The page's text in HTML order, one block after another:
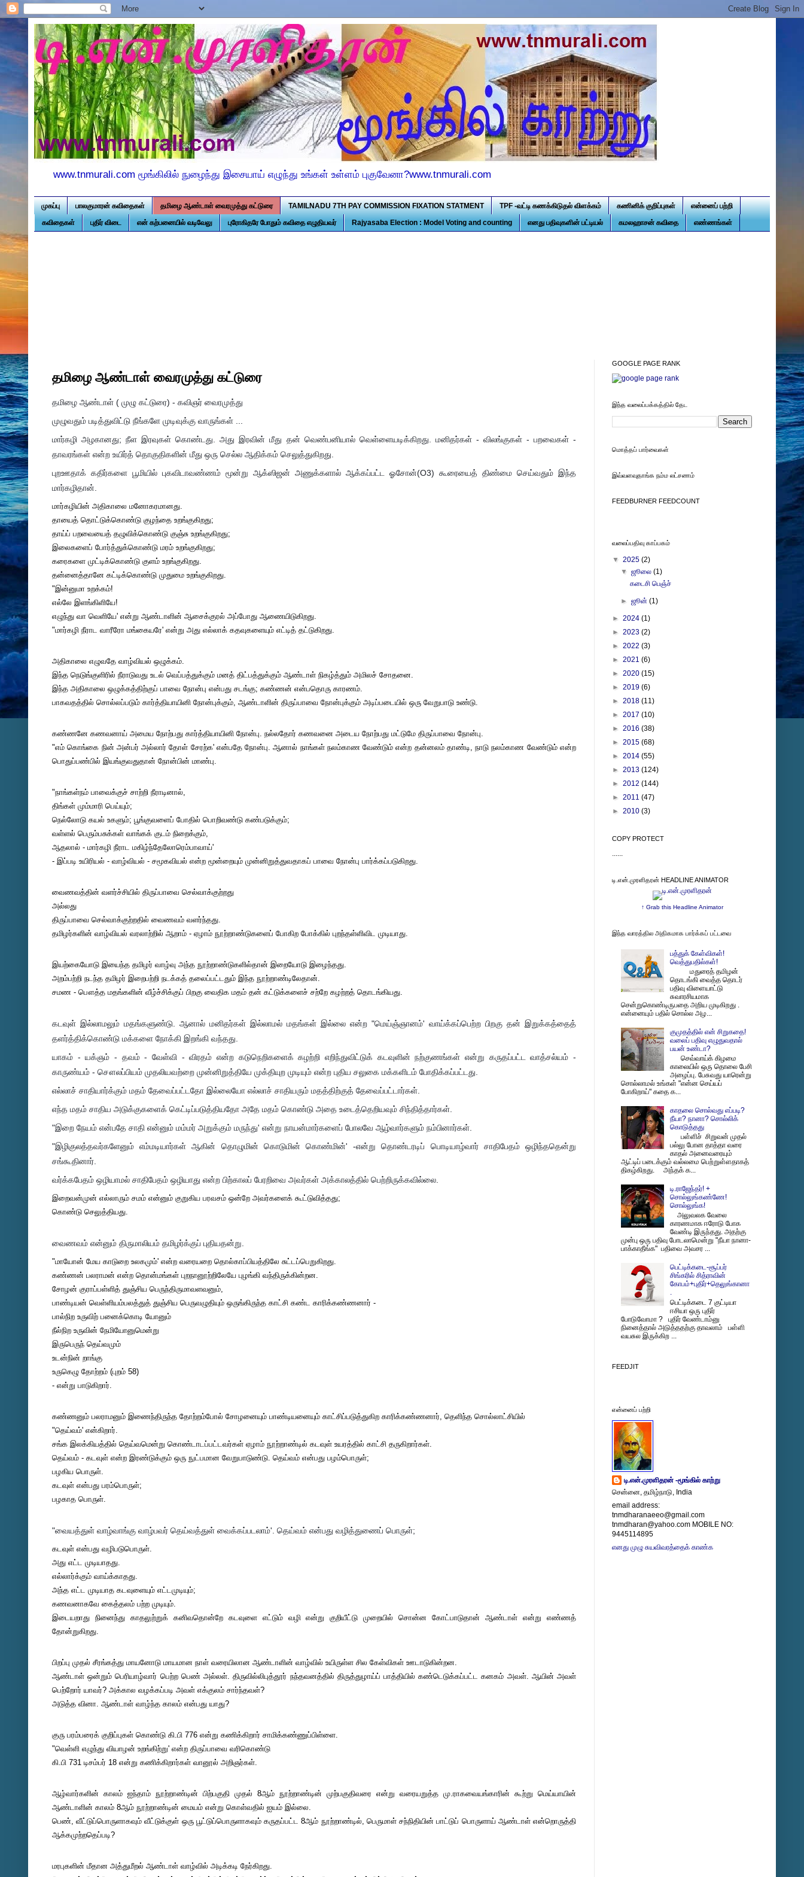
www.tnmurali.com மூங்கிலில் நுழைந்து இசையாய் எழுந்து உங்கள் உள்ளம் புகுவேனா?www.tnmurali.com
முகப்பு பாலகுமாரன் கவிதைகள் தமிழை ஆண்டாள் வைரமுத்து கட்டுரை TAMILNADU 7TH PAY COMMISSION FIXATION STATMENT TPF -வட்டி கணக்கிடுதல் விளக்கம் கணினிக் குறிப்புகள் என்னைப் பற்றி
கவிதைகள் புதிர் விடை என் கற்பனையில் வடிவேலு புரோகிதரே போதும் கவிதை எழுதியவர் Rajyasaba Election : Model Voting and counting எனது பதிவுகளின் பட்டியல் கமலஹாசன் கவிதை எண்ணங்கள்
தமிழை ஆண்டாள் வைரமுத்து கட்டுரை
தமிழை ஆண்டாள் ( முழு கட்டுரை) - கவிஞர் வைரமுத்து
முழுவதும் படித்துவிட்டு நீங்களே முடிவுக்கு வாருங்கள் ...
மார்கழி அழகானது; நீள இரவுகள் கொண்டது. அது இரவின் மீது தன் வெண்பனியால் வெள்ளையடிக்கிறது. மனிதர்கள் - விலங்குகள் - பறவைகள் -
தாவரங்கள் என்ற உயிர்த் தொகுதிகளின் மீது ஒரு செல்ல ஆதிக்கம் செலுத்துகிறது.
புறஊதாக் கதிர்களை பூமியில் புகவிடாவண்ணம் மூன்று ஆக்ஸிஜன் அணுக்களால் ஆக்கப்பட்ட ஓசோன்(O3) கூரையைத் திண்மை செய்வதும் இந்த
மார்கழிதான்.
மார்கழியின் அதிகாலை மனோகரமானது.
தாயைத் தொட்டுக்கொண்டு குழந்தை உறங்குகிறது;
தாய்ப் பறவையைத் தழுவிக்கொண்டு குஞ்சு உறங்குகிறது;
இலைகளைப் போர்த்துக்கொண்டு மரம் உறங்குகிறது;
கரைகளை முட்டிக்கொண்டு குளம் உறங்குகிறது.
தன்னைத்தானே கட்டிக்கொண்டு முதுமை உறங்குகிறது.
"இன்னுமா உறக்கம்!
எல்லே இளங்கிளியே!
எழுந்து வா வெளியே' என்று ஆண்டாளின் ஆசைக்குரல் அப்போது ஆணையிடுகிறது.
"மார்கழி நீராட வாரீரோ மங்கையரே' என்று அது எல்லாக் கதவுகளையும் எட்டித் தட்டுகிறது.
அதிகாலை எழுவதே வாழ்வியல் ஒழுக்கம்.
இந்த நெடுங்குளிரில் நீராடுவது உடல் வெப்பத்துக்கும் மனத் திட்பத்துக்கும் ஆண்டாள் நிகழ்த்தும் அமிலச் சோதனை.
இந்த அதிகாலை ஒழுக்கத்திற்குப் பாவை நோன்பு என்பது சடங்கு; கண்ணன் என்பதொரு காரணம்.
பாகவதத்தில் சொல்லப்படும் கார்த்தியாயினி நோன்புக்கும், ஆண்டாளின் திருப்பாவை நோன்புக்கும் அடிப்படையில் ஒரு வேறுபாடு உண்டு.
கண்ணனே கணவனாய் அமைய நோற்பது கார்த்தியாயினி நோன்பு. நல்லதோர் கணவனை அடைய நோற்பது மட்டுமே திருப்பாவை நோன்பு.
"எம் கொங்கை நின் அன்பர் அல்லார் தோள் சேரற்க' என்பதே நோன்பு. ஆனால் நாங்கள் நலம்காண வேண்டும் என்ற தன்னலம் தாண்டி, நாடு நலம்காண வேண்டும் என்ற
பொதுப்பண்பில் இயங்குவதுதான் நோன்பின் மாண்பு.
"நாங்கள்நம் பாவைக்குச் சாற்றி நீராடினால்,
திங்கள் மும்மாரி பெய்யும்;
நெல்லோடு கயல் உகளும்; பூங்குவளைப் போதில் பொறிவண்டு கண்படுக்கும்;
வள்ளல் பெரும்பசுக்கள் வாங்கக் குடம் நிறைக்கும்,
ஆதலால் - மார்கழி நீராட மகிழ்ந்தேலோரெம்பாவாய்'
- இப்படி உயிரியல் - வாழ்வியல் - சமூகவியல் என்ற மூன்றையும் முன்னிறுத்துவதாகப் பாவை நோன்பு பார்க்கப்படுகிறது.
வைணவத்தின் வளர்ச்சியில் திருப்பாவை செல்வாக்குற்றது
அல்லது
திருப்பாவை செல்வாக்குற்றதில் வைணவம் வளர்ந்தது.
தமிழர்களின் வாழ்வியல் வரலாற்றில் ஆறாம் - ஏழாம் நூற்றாண்டுகளைப் போகிற போக்கில் புறந்தள்ளிவிட முடியாது.
இயற்கையோடு இயைந்த தமிழர் வாழ்வு அந்த நூற்றாண்டுகளில்தான் இறையோடு இழைந்தது.
அறம்பற்றி நடந்த தமிழர் இறைபற்றி நடக்கத் தலைப்பட்டதும் இந்த நூற்றாண்டிலேதான்.
சமண - பௌத்த மதங்களின் வீழ்ச்சிக்குப் பிறகு வைதிக மதம் தன் கட்டுக்களைச் சற்றே கழற்றத் தொடங்கியது.
கடவுள் இல்லாமலும் மதங்களுண்டு. ஆனால் மனிதர்கள் இல்லாமல் மதங்கள் இல்லை என்ற "மெய்ஞ்ஞானம்' வாய்க்கப்பெற்ற பிறகு தன் இறுக்கத்தைத்
தளர்த்திக்கொண்டு மக்களை நோக்கி இறங்கி வந்தது.
யாகம் - யக்ஞம் - தவம் - வேள்வி - விரதம் என்ற கடுநெறிகளைக் கழற்றி எறிந்துவிட்டுக் கடவுளின் நற்குணங்கள் என்று கருதப்பட்ட வாத்சல்யம் -
காருண்யம் - சௌலப்பியம் முதலியவற்றை முன்னிறுத்தியே முக்தியுற முடியும் என்ற புதிய சலுகை மக்களிடம் போதிக்கப்பட்டது.
எல்லாச் சாதியார்க்கும் மதம் தேவைப்பட்டதோ இல்லையோ எல்லாச் சாதியரும் மதத்திற்குத் தேவைப்பட்டார்கள்.
எந்த மதம் சாதிய அடுக்குகளைக் கெட்டிப்படுத்தியதோ அதே மதம் கொண்டு அதை உடைத்தெறியவும் சிந்தித்தார்கள்.
"இறை நேயம் என்பதே சாதி என்னும் மம்மர் அறுக்கும் மருந்து' என்று நாயன்மார்களைப் போலவே ஆழ்வார்களும் நம்பினார்கள்.
"இழிகுலத்தவர்களேனும் எம்மடியார்கள் ஆகின் தொழுமின் கொடுமின் கொண்மின்' -என்று தொண்டரடிப் பொடியாழ்வார் சாதிபேதம் ஒழிந்ததென்று
சங்கூதினார்.
வர்க்கபேதம் ஒழியாமல் சாதிபேதம் ஒழியாது என்ற பிற்காலப் பேரறிவை அவர்கள் அக்காலத்தில் பெற்றிருக்கவில்லை.
இறைவன்முன் எல்லாரும் சமம் என்னும் குறுகிய பரவசம் ஒன்றே அவர்களைக் கூட்டுவித்தது;
கொண்டு செலுத்தியது.
வைணவம் என்னும் திருமாலியம் தமிழர்க்குப் புதியதன்று.
"மாயோன் மேய காடுறை உலகமும்' என்ற வரையறை தொல்காப்பியத்திலே சுட்டப்பெறுகிறது.
கண்ணன் பலராமன் என்ற தொன்மங்கள் புறநானூற்றிலேயே புழங்கி வந்திருக்கின்றன.
சோழன் குராப்பள்ளித் துஞ்சிய பெருந்திருமாவளவனும்,
பாண்டியன் வெள்ளியம்பலத்துத் துஞ்சிய பெருவழுதியும் ஒருங்கிருந்த காட்சி கண்ட காரிக்கண்ணனார் -
பால்நிற உருவிற் பனைக்கொடி யோனும்
நீல்நிற உருவின் நேமியோனுமென்று
இருபெருந் தெய்வமும்
உடன்நின் றாங்கு
உருகெழு தோற்றம் (புறம் 58)
- என்று பாடுகிறார்.
கண்ணனும் பலராமனும் இணைந்திருந்த தோற்றம்போல் சோழனையும் பாண்டியனையும் காட்சிப்படுத்துகிற காரிக்கண்ணனார், தெளிந்த சொல்லாட்சியில்
"தெய்வம்' என்கிறார்.
சங்க இலக்கியத்தில் தெய்வமென்று கொண்டாடப்பட்டவர்கள் ஏழாம் நூற்றாண்டில் கடவுள் உயரத்தில் காட்சி தருகிறார்கள்.
தெய்வம் - கடவுள் என்ற இரண்டுக்கும் ஒரு நுட்பமான வேறுபாடுண்டு. தெய்வம் என்பது பழம்பொருள்;
பழகிய பொருள்.
கடவுள் என்பது பரம்பொருள்;
பழகாத பொருள்.
"வையத்துள் வாழ்வாங்கு வாழ்பவர் தெய்வத்துள் வைக்கப்படலாம்'. தெய்வம் என்பது வழித்துணைப் பொருள்;
கடவுள் என்பது வழிபடுபொருள்.
அது எட்ட முடியாதது.
எல்லார்க்கும் வாய்க்காதது.
அந்த எட்ட முடியாத கடவுளையும் எட்டமுடியும்;
கணவனாகவே கைத்தலம் பற்ற முடியும்.
இடையறாது நினைந்து காதலுற்றுக் கனிவதொன்றே கடவுளை எட்டும் வழி என்று குறியீட்டு முறையில் சொன்ன கோட்பாடுதான் ஆண்டாள் என்று எண்ணத்
தோன்றுகிறது.
பிறப்பு முதல் சீரங்கத்து மாயனோடு மாயமான நாள் வரையிலான ஆண்டாளின் வாழ்வில் உயிருள்ள சில கேள்விகள் ஊடாடுகின்றன.
ஆண்டாள் ஒன்றும் பெரியாழ்வார் பெற்ற பெண் அல்லள். திருவில்லிபுத்தூர் நந்தவனத்தில் திருத்துழாய்ப் பாத்தியில் கண்டெடுக்கப்பட்ட கனகம் அவள். ஆயின் அவள்
பெற்றோர் யாவர்? அக்கால வழக்கப்படி அவள் எக்குலம் சார்ந்தவள்?
அடுத்த வினா. ஆண்டாள் வாழ்ந்த காலம் என்பது யாது?
குரு பரம்பரைக் குறிப்புகள் கொண்டு கி.பி 776 என்று கணிக்கிறார் சாமிக்கண்ணுப்பிள்ளை.
"வெள்ளி எழுந்து வியாழன் உறங்கிற்று' என்ற திருப்பாவை வரிகொண்டு
கி.பி 731 டிசம்பர் 18 என்று கணிக்கிறார்கள் வானூல் அறிஞர்கள்.
ஆழ்வார்களின் காலம் ஐந்தாம் நூற்றாண்டின் பிற்பகுதி முதல் 8ஆம் நூற்றாண்டின் முற்பகுதிவரை என்று வரையறுத்த மு.ராகவையங்காரின் கூற்று மெய்யாயின்
ஆண்டாளின் காலம் 8ஆம் நூற்றாண்டின் மையம் என்று கொள்வதில் ஐயம் இல்லை.
பெண், வீட்டுப்பொருளாகவும் வீட்டுக்குள் ஒரு பூட்டுப்பொருளாகவும் கருதப்பட்ட 8ஆம் நூற்றாண்டில், பெருமாள் சந்நிதியின் பாட்டுப் பொருளாய் ஆண்டாள் என்றொருத்தி
ஆக்கமுற்றதெப்படி?
மரபுகளின் மீதான அத்துமீறல் ஆண்டாள் வாழ்வில் அடிக்கடி நேர்கிறது.
GOOGLE PAGE RANK
இந்த வலைப்பக்கத்தில் தேட
மொத்தப் பார்வைகள்
இவ்வளவுதாங்க நம்ம லட்சணம்
FEEDBURNER FEEDCOUNT
வலைப்பதிவு காப்பகம்
▼ 2025 (2)
▼ஜூலை(1)
கடைசி பெஞ்ச்
►ஜூன்(1)
► 2024 (1)
► 2023 (2)
► 2022 (3)
► 2021 (6)
► 2020 (15)
► 2019 (6)
► 2018 (11)
► 2017 (10)
► 2016 (38)
► 2015 (68)
► 2014 (55)
► 2013 (124)
► 2012 (144)
► 2011 (47)
► 2010 (3)
COPY PROTECT
......
டி.என்.முரளிதரன் HEADLINE ANIMATOR
↑ Grab this Headline Animator
இந்த வாரத்தில அதிகமாக பார்க்கப் பட்டவை
பத்துக் கேள்விகள்!
வெத்துபதில்கள்!
மதுரைத் தமிழன்
தொடங்கி வைத்த தொடர்
பதிவு விளையாட்டு
சுவாரசியமாக
சென்றுகொண்டிருபதை அறிய முடிகிறது .
என்னையும் பதில் சொல்ல அழ...
குமுதத்தில் என் சிறுகதை!
வலைப் பதிவு எழுதுவதால்
பயன் உண்டா?
செவ்வாய்க் கிழமை
காலையில் ஒரு தொலை பேசி
அழைப்பு. பேசுவது யாரென்று
சொல்லாமல் உங்கள் "என்ன செய்யப்
போகிறாய்" கதை க...
காதலை சொல்வது எப்படி?
நீயா? நானா? சொல்லிக்
கொடுத்தது
பள்ளிச் சிறுவன் முதல்
பல்லு போன தாத்தா வரை
காதல் அனைவரையும்
ஆட்டிப் படைக்கும் வல்லமை பெற்றுள்ளதாகத்
திகழ்கிறது. அந்தக் க...
டி.ராஜேந்தர்! +
சொல்லுங்கண்ணே!
சொல்லுங்க!
அலுவலக வேலை
காரணமாக ஈரோடு போக
வேண்டி இருந்தது. அதற்கு
முன்பு ஒரு பதிவு போடலாமென்று "நீயா நானா-
பாக்காதீங்க" பதிவை அவசர ...
பெட்டிக்கடை-சூப்பர்
சிங்கரில் சித்ராவின்
கோபம்+புதிர்+தெலுங்கானா
.
பெட்டிக்கடை 7 குட்டியா
ஈசியா ஒரு புதிர்
போடுவோமா ? புதிர் வேண்டாம்னு
நினைத்தால் அடுத்ததற்கு தாவலாம் பள்ளி
வயசுல இருக்கிற ...
FEEDJIT
என்னைப் பற்றி
டி.என்.முரளிதரன் -மூங்கில் காற்று
சென்னை, தமிழ்நாடு, India
email address:
tnmdharanaeeo@gmail.com
tnmdharan@yahoo.com MOBILE NO:
9445114895
எனது முழு சுயவிவரத்தைக் காண்க